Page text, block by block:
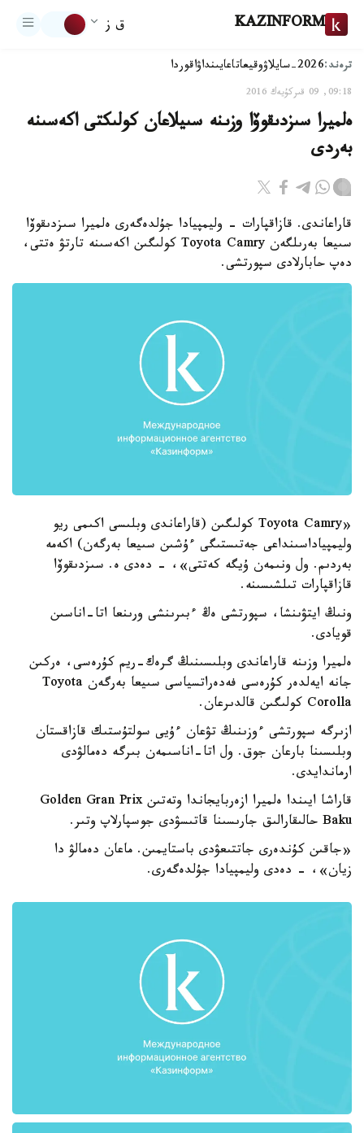
KAZINFORM ق ز
ترەند:2026-سايلاۋ وقيعاتاعايىنداۋاقوردا
09:18, 09 قىركۇيەك 2016
ەلميرا سىزدىقوۆا وزىنە سىيلاعان كولىكتى اكەسىنە
بەردى
قاراعاندى. قازاقپارات - وليمپيادا جۇلدەگەرى ەلميرا سىزدىقوۆا
سىيعا بەرىلگەن Toyota Camry كولىگىن اكەسىنە تارتۋ ەتتى،
دەپ حابارلادى سپورتشى.
«Toyota Camry كولىگىن (قاراعاندى وبلىسى اكىمى ريو
وليمپياداسىنداعى جەتىستىگى ءۇشىن سىيعا بەرگەن) اكەمە
بەردىم. ول ونىمەن ۇيگە كەتتى»، - دەدى ە. سىزدىقوۆا
قازاقپارات تىلشىسىنە.
ونىڭ ايتۋىنشا، سپورتشى ەڭ ءبىرىنشى ورىنعا اتا-اناسىن
قويادى.
ەلميرا وزىنە قاراعاندى وبلىسىنىڭ گرەك-ريم كۇرەسى، ەركىن
جانە ايەلدەر كۇرەسى فەدەراتسياسى سىيعا بەرگەن Toyota
Corolla كولىگىن قالدىرعان.
ازىرگە سپورتشى ءوزىنىڭ تۋعان ءۇيى سولتۇستىك قازاقستان
وبلىسىنا بارعان جوق. ول اتا-اناسىمەن بىرگە دەمالۋدى
ارماندايدى.
قاراشا ايىندا ەلميرا ازەربايجاندا وتەتىن Golden Gran Prix
Baku حالىقارالىق جارىسىنا قاتىسۋدى جوسپارلاپ وتىر.
«جاقىن كۇندەرى جاتتىعۋدى باستايمىن. ماعان دەمالۋ دا
زيان»، - دەدى وليمپيادا جۇلدەگەرى.